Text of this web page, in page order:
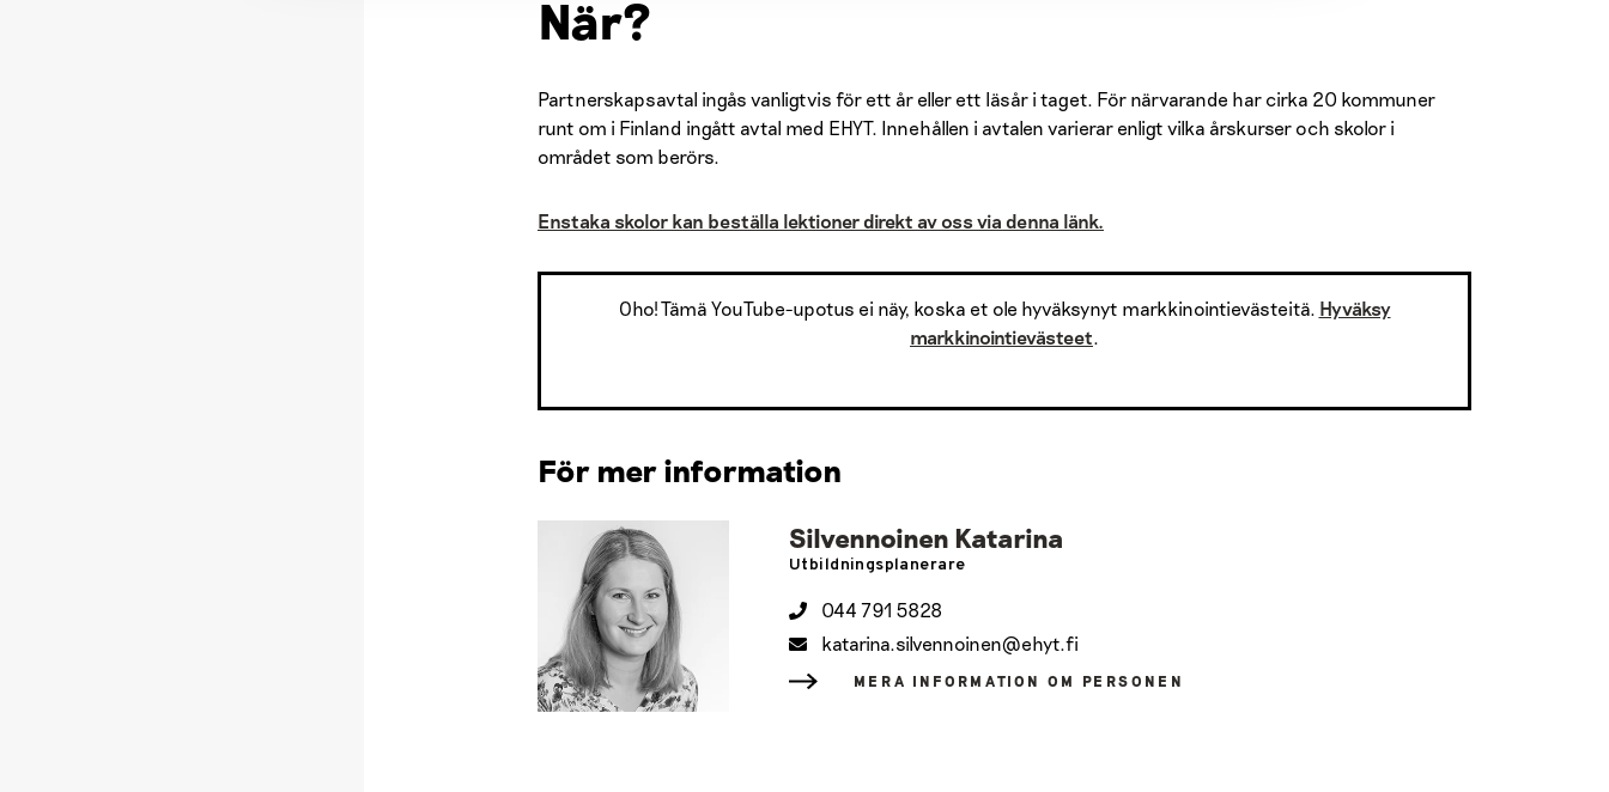
När?
Partnerskapsavtal ingås vanligtvis för ett år eller ett läsår i taget. För närvarande har cirka 20 kommuner
runt om i Finland ingått avtal med EHYT. Innehållen i avtalen varierar enligt vilka årskurser och skolor i
området som berörs.
Enstaka skolor kan beställa lektioner direkt av oss via denna länk.
Oho! Tämä YouTube-upotus ei näy, koska et ole hyväksynyt markkinointievästeitä. Hyväksy
markkinointievästeet.
För mer information
Silvennoinen Katarina
Utbildningsplanerare
044 791 5828
katarina.silvennoinen@ehyt.fi
MERA INFORMATION OM PERSONEN